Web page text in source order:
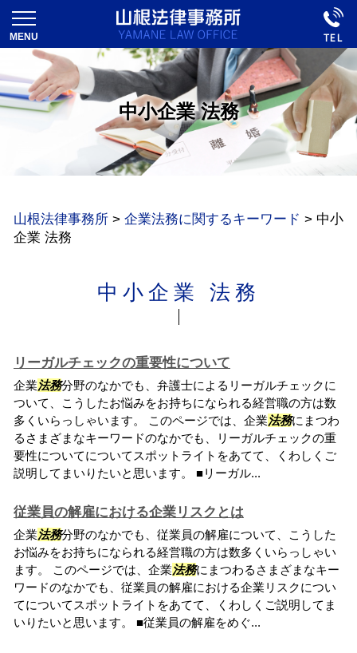
中小企業 法務
山根法律事務所 > 企業法務に関するキーワード > 中小
企業 法務
中小企業 法務
リーガルチェックの重要性について
企業法務分野のなかでも、弁護士によるリーガルチェックに
ついて、こうしたお悩みをお持ちになられる経営職の方は数
多くいらっしゃいます。 このページでは、企業法務にまつわ
るさまざまなキーワードのなかでも、リーガルチェックの重
要性についてについてスポットライトをあてて、くわしくご
説明してまいりたいと思います。 ■リーガル...
従業員の解雇における企業リスクとは
企業法務分野のなかでも、従業員の解雇について、こうした
お悩みをお持ちになられる経営職の方は数多くいらっしゃい
ます。 このページでは、企業法務にまつわるさまざまなキー
ワードのなかでも、従業員の解雇における企業リスクについ
てについてスポットライトをあてて、くわしくご説明してま
いりたいと思います。 ■従業員の解雇をめぐ...